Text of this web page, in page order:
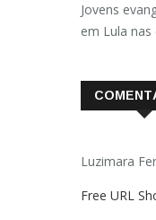
Jovens
em Lula nas
Luzimara
Free URL